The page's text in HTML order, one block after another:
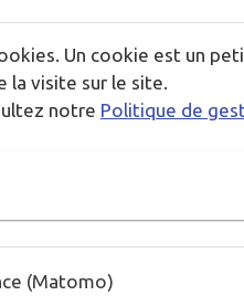
été, décembre
étage
Un cookie est un
la visite sur le site.
notre Politique de
(Matomo)